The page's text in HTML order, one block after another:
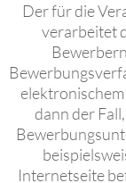
Der für die
verarbeitet
dann der
Internetseite